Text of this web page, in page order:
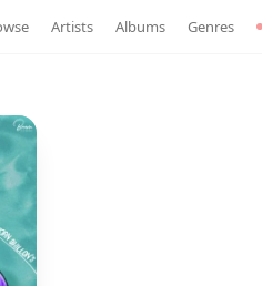
Artists Albums Genres